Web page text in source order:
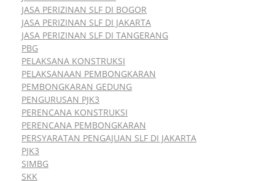
JASA PERIZINAN SLF DI BOGOR
JASA PERIZINAN SLF DI JAKARTA
JASA PERIZINAN SLF DI TANGERANG
PBG
PELAKSANA KONSTRUKSI
PELAKSANAAN PEMBONGKARAN
PEMBONGKARAN GEDUNG
PENGURUSAN PJK3
PERENCANA KONSTRUKSI
PERENCANA PEMBONGKARAN
PERSYARATAN PENGAJUAN SLF DI JAKARTA
PJK3
SIMBG
SKK